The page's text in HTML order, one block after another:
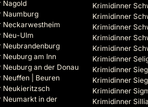
Nagold
Naumburg
Neckarwestheim
Neu-Ulm
Neubrandenburg
Neuburg am Inn
Neuburg an der Donau
Neuffen | Beuren
Neukieritzsch
Neumarkt in der
Krimidinner
Krimidinner
Krimidinner
Krimidinner
Krimidinner
Krimidinner
Krimidinner
Krimidinner
Krimidinner
Krimidinner